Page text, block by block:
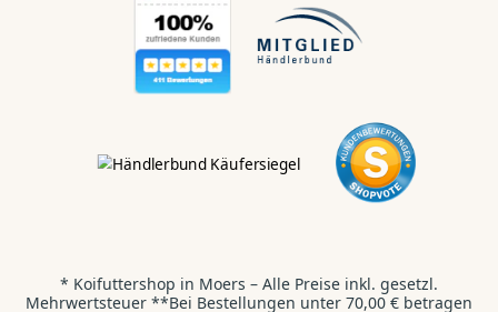
* Koifuttershop in Moers – Alle Preise inkl. gesetzl.
Mehrwertsteuer **Bei Bestellungen unter 70,00 € betragen
Hallo Koi & Teich
Liebhaber,
Kontaktiert uns direkt:
✉️ Kontaktformular